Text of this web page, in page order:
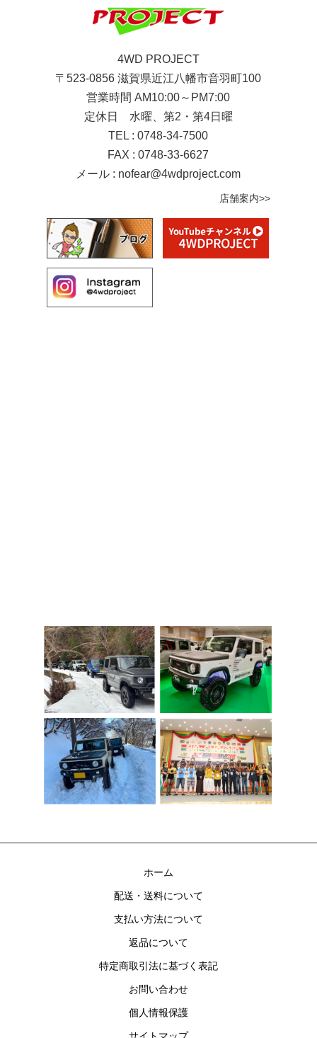
4WD PROJECT
〒523-0856 滋賀県近江八幡市音羽町100
営業時間 AM10:00～PM7:00
定休日 水曜、第2・第4日曜
TEL : 0748-34-7500
FAX : 0748-33-6627
メール : nofear@4wdproject.com
店舗案内>>
ホーム
配送・送料について
支払い方法について
返品について
特定商取引法に基づく表記
お問い合わせ
個人情報保護